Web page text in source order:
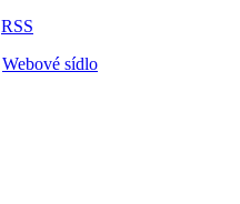
RSS
Webové sídlo